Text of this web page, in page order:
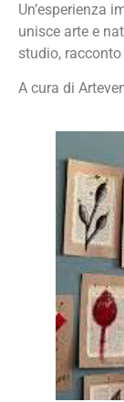
Un’esperienza
unisce arte e
studio,
A cura di